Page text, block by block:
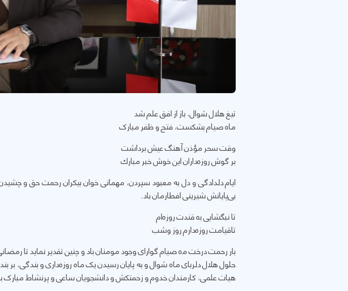
تیغ هلال شوال، باز از افق علم شد
ماه صیام بشکست، فتح و ظفر مبارک
وقت سحر مؤذن آهنگ عیش برداشت
بر گوش روزه‌داران این خوش خبر مبارك
ايام دلدادگی و دل به معبود سپردن، مهمانى خوان بیکران رحمت حق و
بی‌پایانش شیرینی افطارمان باد.
تا نبگشایی بە قندت روزەام
تاقیامت روزە‌دارم روز وشب
بار رحمت درخت مە صيام گوارای وجود مومنان باد و چنین تقدیر نماید تا
حلول هلال دلربای ماه شوال و به پایان رسیدن یک ماه روزه‌داری و بندگی،
هيات علمی، كارمندان خدوم و زحمتكش و دانشجويان ساعی و پرنشاط مبارک